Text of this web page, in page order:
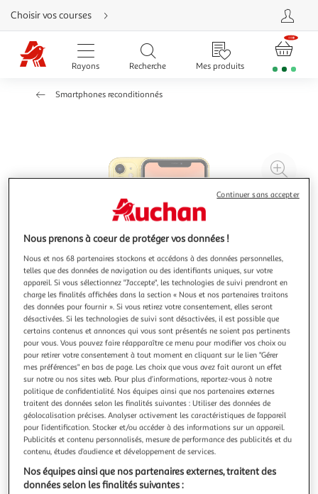
Aller
directement
au
contenu
Aller
directement
Aller
rubrique
Choisir vos courses
Rayons Recherche Mes produits
Smartphones reconditionnés
à
Illustration
précédente
Illustration
suivante
APPLE
iPhone 11 Reconditionné 64 Go - Grade A+ - Jaune
La technologie ne cesse d'évoluer de jour en jour, et l'iPhone
11 Jaune reconditionné en est la preuve vivante. À part ses
fonctionnalités, la performance de son appareil photo fait
de ce bijou une merveille.Caractéristiques produit :
Accessoires inclus : Pic sim, câble USBAlimentation :
Recharge sa
En savoir +
Vous voulez connaître le prix de ce produit ?
Nous prenons à coeur de protéger vos données !
Nous et nos 68 partenaires stockons et accédons à des données personnelles,
telles que des données de navigation ou des identifiants uniques, sur votre
appareil. Si vous sélectionnez "J'accepte", les technologies de suivi prendront en
charge les finalités affichées dans la section « Nous et nos partenaires traitons
des données pour fournir ». Si vous retirez votre consentement, elles seront
désactivées. Si les technologies de suivi sont désactivées, il est possible que
certains contenus et annonces qui vous sont présentés ne soient pas pertinents
pour vous. Vous pouvez faire réapparaître ce menu pour modifier vos choix ou
pour retirer votre consentement à tout moment en cliquant sur le lien "Gérer
mes préférences" en bas de page. Les choix que vous avez fait auront un effet
sur notre ou nos sites web. Pour plus d’informations, reportez-vous à notre
politique de confidentialité. Nos équipes ainsi que nos partenaires externes
traitent des données selon les finalités suivantes : Utiliser des données de
géolocalisation précises. Analyser activement les caractéristiques de l’appareil
pour l’identification. Stocker et/ou accéder à des informations sur un appareil.
Publicités et contenu personnalisés, mesure de performance des publicités et du
contenu, études d’audience et développement de services.
Nos équipes ainsi que nos partenaires externes, traitent des
données selon les finalités suivantes :
Continuer sans accepter